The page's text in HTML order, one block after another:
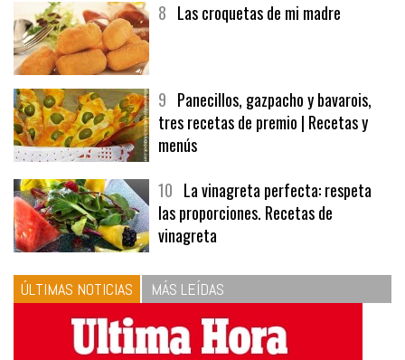
8 Las croquetas de mi madre
9 Panecillos, gazpacho y bavarois,
tres recetas de premio | Recetas y
menús
10 La vinagreta perfecta: respeta
las proporciones. Recetas de
vinagreta
ÚLTIMAS NOTICIAS MÁS LEÍDAS